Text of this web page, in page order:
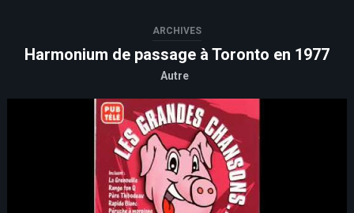
ARCHIVES
Harmonium de passage à Toronto en 1977
Autre